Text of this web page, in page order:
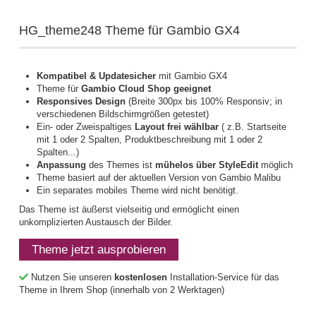
HG_theme248 Theme für Gambio GX4
Kompatibel & Updatesichermit Gambio GX4
Theme für Gambio Cloud Shop geeignet
Responsives Design(Breite 300px bis 100% Responsiv; in
verschiedenen Bildschirmgrößen getestet)
Ein- oder Zweispaltiges Layout frei wählbar( z.B. Startseite
mit 1 oder 2 Spalten, Produktbeschreibung mit 1 oder 2
Spalten...)
Anpassung des Themes ist mühelos über StyleEditmöglich
Theme basiert auf der aktuellen Version von Gambio Malibu
Ein separates mobiles Theme wird nicht benötigt.
Das Theme ist äußerst vielseitig und ermöglicht einen
unkomplizierten Austausch der Bilder.
Theme jetzt ausprobieren
Nutzen Sie unseren kostenlosenInstallation-Service für das
Theme in Ihrem Shop (innerhalb von 2 Werktagen)